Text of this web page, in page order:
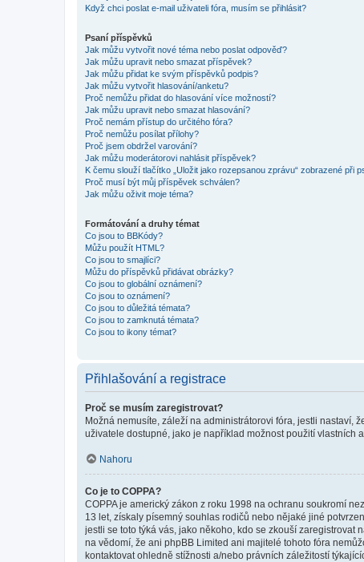
Když chci poslat e-mail uživateli fóra, musím se přihlásit?
Psaní příspěvků
Jak můžu vytvořit nové téma nebo poslat odpověď?
Jak můžu upravit nebo smazat příspěvek?
Jak můžu přidat ke svým příspěvků podpis?
Jak můžu vytvořit hlasování/anketu?
Proč nemůžu přidat do hlasování více možností?
Jak můžu upravit nebo smazat hlasování?
Proč nemám přístup do určitého fóra?
Proč nemůžu posílat přílohy?
Proč jsem obdržel varování?
Jak můžu moderátorovi nahlásit příspěvek?
K čemu slouží tlačítko „Uložit jako rozepsanou zprávu“ zobrazené při
Proč musí být můj příspěvek schválen?
Jak můžu oživit moje téma?
Formátování a druhy témat
Co jsou to BBKódy?
Můžu použít HTML?
Co jsou to smajlíci?
Můžu do příspěvků přidávat obrázky?
Co jsou to globální oznámení?
Co jsou to oznámení?
Co jsou to důležitá témata?
Co jsou to zamknutá témata?
Co jsou to ikony témat?
Přihlašování a registrace
Proč se musím zaregistrovat?
Možná nemusíte, záleží na administrátorovi fóra, jestli nastaví,
uživatele dostupné, jako je například možnost použití vlastních
Nahoru
Co je to COPPA?
COPPA je americký zákon z roku 1998 na ochranu soukromí
13 let, získaly písemný souhlas rodičů nebo nějaké jiné
jestli se toto týká vás, jako někoho, kdo se zkouší zaregistrovat
na vědomí, že ani phpBB Limited ani majitelé tohoto fóra
kontaktovat ohledně stížnosti a/nebo právních záležitostí